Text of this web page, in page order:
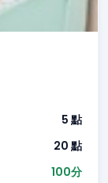
5 點
20 點
100分